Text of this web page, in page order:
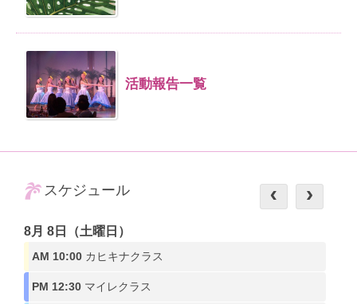
活動報告一覧
スケジュール
8月 8日（土曜日）
AM 10:00 カヒキナクラス
PM 12:30 マイレクラス